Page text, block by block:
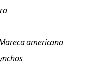
americana